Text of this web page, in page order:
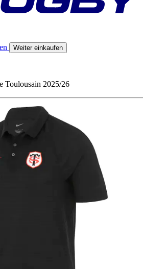
Weiter einkaufen
Toulousain 2025/26